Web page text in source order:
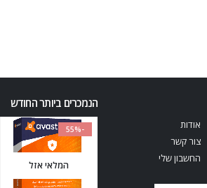
אודות
צור קשר
החשבון שלי
הנמכרים ביותר החודש
-55%
המלאי אזל